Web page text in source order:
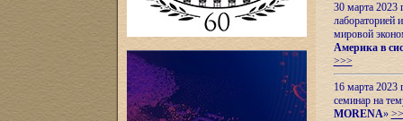
30 марта 2023
лабораторией
мировой
Америка в
>>>
16 марта 2023
семинар на
MORENA»